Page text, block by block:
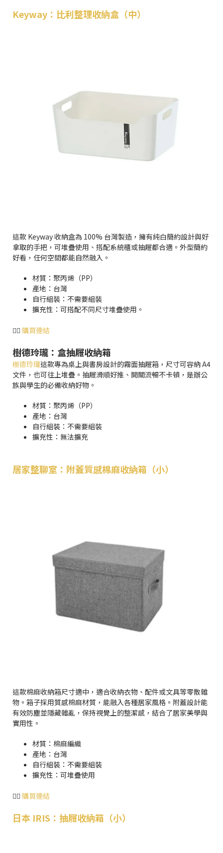
Keyway：比利整理收納盒（中）
這款 Keyway 收納盒為 100% 台灣製造，擁有純白簡約設計與好
拿取的手把，可堆疊使用、搭配系統櫃或抽屜都合適。外型簡約
好看，任何空間都能自然融入。
材質：聚丙烯（PP）
產地：台灣
自行組裝：不需要組裝
擴充性：可搭配不同尺寸堆疊使用。
👉🏻 購買連結
樹德玲瓏：盒抽屜收納箱
樹德玲瓏這款專為桌上與書房設計的霧面抽屜箱，尺寸可容納 A4
文件，也可往上堆疊。抽屜滑順好推、開關流暢不卡頓，是辦公
族與學生的必備收納好物。
材質：聚丙烯（PP）
產地：台灣
自行組裝：不需要組裝
擴充性：無法擴充
居家整聊室：附蓋質感棉麻收納箱（小）
這款棉麻收納箱尺寸適中，適合收納衣物、配件或文具等零散雜
物。箱子採用質感棉麻材質，能融入各種居家風格。附蓋設計能
有效防塵並隱藏雜亂，保持視覺上的整潔感，結合了居家美學與
實用性。
材質：棉麻編織
產地：台灣
自行組裝：不需要組裝
擴充性：可堆疊使用
👉🏻 購買連結
日本 IRIS：抽屜收納箱（小）